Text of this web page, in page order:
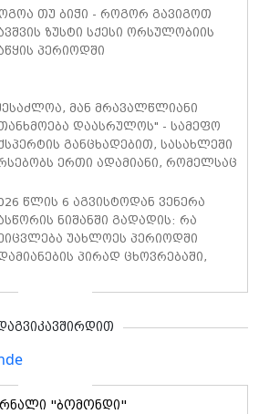
თუ ბიჭი - როგორ გავიგოთ
ზუსტი სქესი ორსულობიის
პერიოდში
მან მრავალწლიანი
დაასრულოს" - სამეფო
განცხადებით, სასახლეში
ერთი ადამიანი, რომელსაც
შეუძლია
წლის 6 აგვისტოდან ვენერა
ნიშანში გადადის: რა
უახლოეს პერიოდში
პირად ცხოვრებაში,
"ბომონდი"